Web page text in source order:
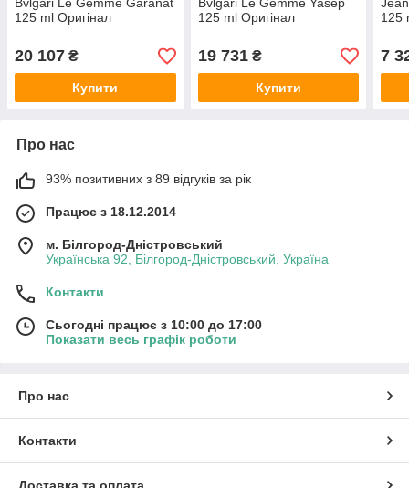
Bvlgari Le Gemme Garanat
125 ml Оригінал
20 107 ₴
Купити
Bvlgari Le Gemme Yasep
125 ml Оригінал
19 731₴
Купити
125
7
Про нас
93% позитивних з 89 відгуків за рік
Працює з 18.12.2014
м. Білгород-Дністровський
Українська 92, Білгород-Дністровський, Україна
Контакти
Сьогодні працює з 10:00 до 17:00
Показати весь графік роботи
Про нас
Контакти